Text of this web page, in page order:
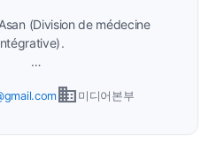
(Division de médecine
Spécialiste en
de 'Casque bleu du Liban'.
business 미디어본부